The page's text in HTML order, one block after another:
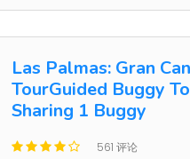
Las Palmas: Gran
TourGuided Buggy
Sharing 1 Buggy
561 评论